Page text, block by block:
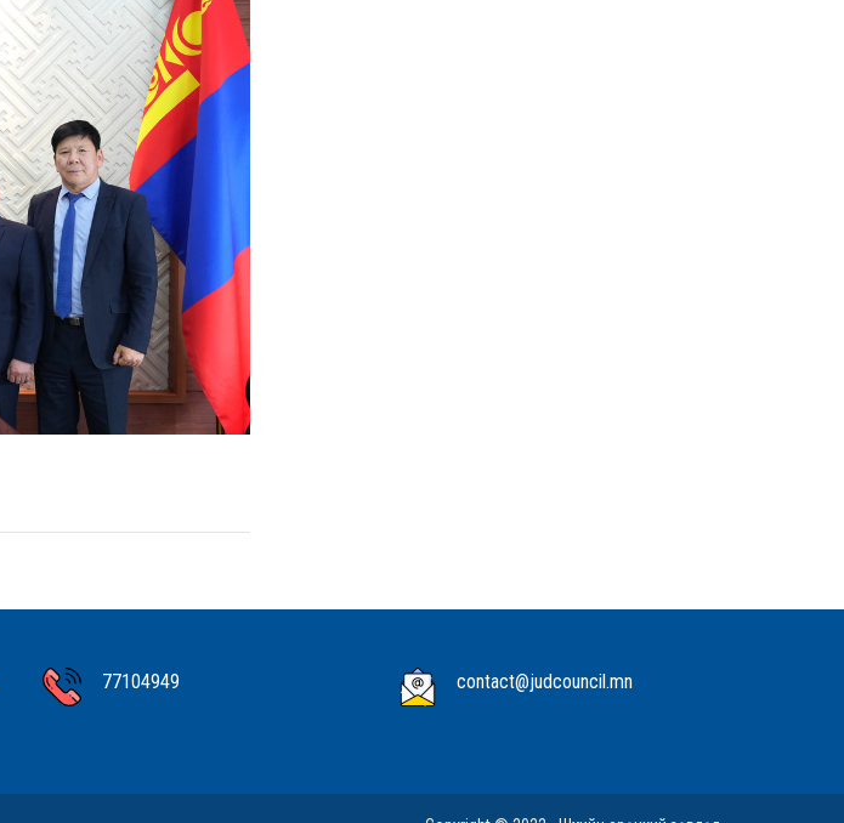
77104949 contact@judcouncil.mn